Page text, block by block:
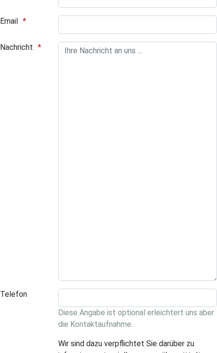
Email
Nachricht
Telefon
Diese Angabe ist optional erleichtert uns aber
die Kontaktaufnahme.
Wir sind dazu verpflichtet Sie darüber zu